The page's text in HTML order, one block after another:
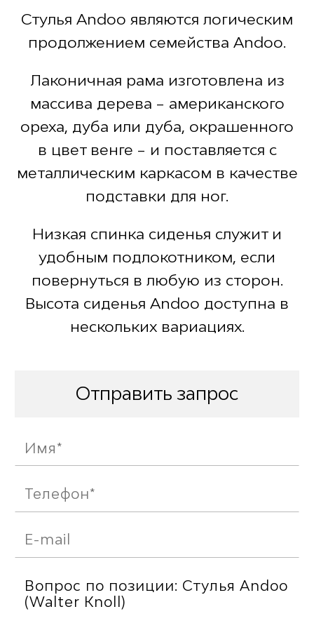
Стулья Andoo являются логическим
продолжением семейства Andoo.
Лаконичная рама изготовлена из
массива дерева – американского
ореха, дуба или дуба, окрашенного
в цвет венге – и поставляется с
металлическим каркасом в качестве
подставки для ног.
Низкая спинка сиденья служит и
удобным подлокотником, если
повернуться в любую из сторон.
Высота сиденья Andoo доступна в
нескольких вариациях.
Отправить запрос